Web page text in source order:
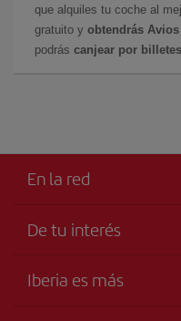
que alquiles tu coche al
gratuito y obtendrás Avios
podrás canjear por
En la red
De tu interés
Accesibilidad
Iberia es más